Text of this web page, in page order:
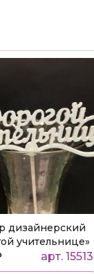
дизайнерский
учительнице»
арт. 15513